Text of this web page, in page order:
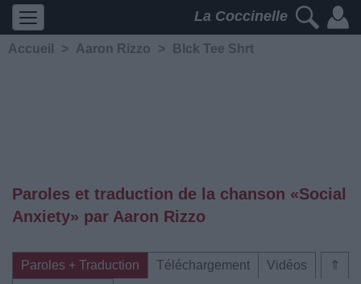
La Coccinelle
Accueil > Aaron Rizzo > Blck Tee Shrt
Paroles et traduction de la chanson «Social
Anxiety» par Aaron Rizzo
⇑
Paroles + Traduction Téléchargement
Vidéos